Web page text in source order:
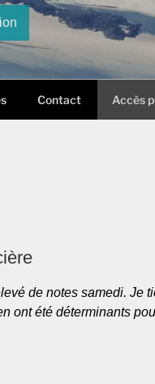
Contact Accès
de notes samedi. Je
ont été déterminants